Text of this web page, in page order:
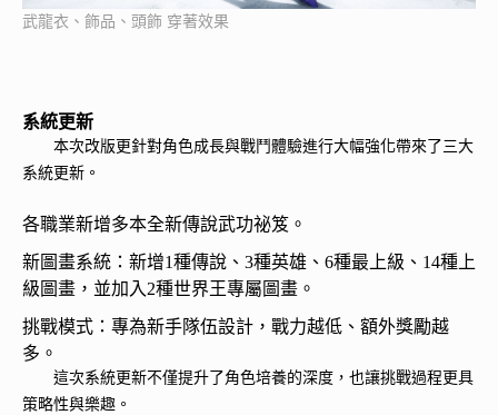
武龍衣、飾品、頭飾 穿著效果
系統更新
本次改版更針對角色成長與戰鬥體驗進行大幅強化帶來了三大
系統更新。
各職業新增多本全新傳說武功祕笈。
新圖畫系統：新增1種傳說、3種英雄、6種最上級、14種上
級圖畫，並加入2種世界王專屬圖畫。
挑戰模式：專為新手隊伍設計，戰力越低、額外獎勵越
多。
這次系統更新不僅提升了角色培養的深度，也讓挑戰過程更具
策略性與樂趣。